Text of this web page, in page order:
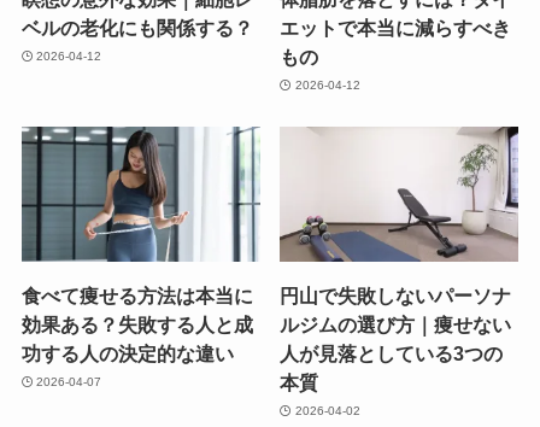
ベルの老化にも関係する？
2026-04-12
エットで本当に減らすべき
もの
2026-04-12
食べて痩せる方法は本当に
効果ある？失敗する人と成
功する人の決定的な違い
2026-04-07
円山で失敗しないパーソナ
ルジムの選び方｜痩せない
人が見落としている3つの
本質
2026-04-02